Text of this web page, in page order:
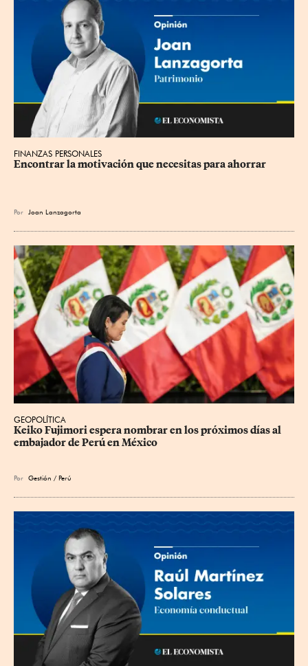
FINANZAS PERSONALES
Encontrar la motivación que necesitas para ahorrar
Por Joan Lanzagorta
GEOPOLÍTICA
Keiko Fujimori espera nombrar en los próximos días al
embajador de Perú en México
Por Gestión / Perú